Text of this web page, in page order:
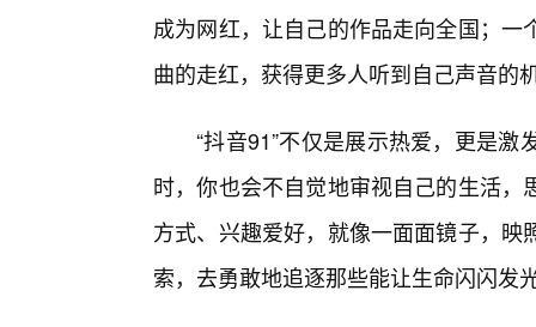
成为网红，让自己的作品走向全国；
曲的走红，获得更多人听到自己声音的
“抖音91”不仅是展示热爱，更是
时，你也会不自觉地审视自己的生活
方式、兴趣爱好，就像一面面镜子，
索，去勇敢地追逐那些能让生命闪闪发